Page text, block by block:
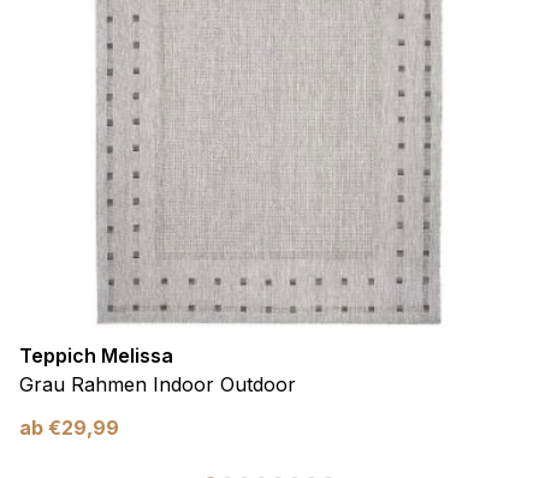
Teppich Melissa
Grau Rahmen Indoor Outdoor
ab €29,99